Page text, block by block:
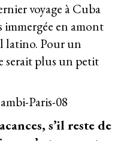
voyage à Cuba
immergée en amont
latino. Pour un
serait plus un petit
s’il reste de